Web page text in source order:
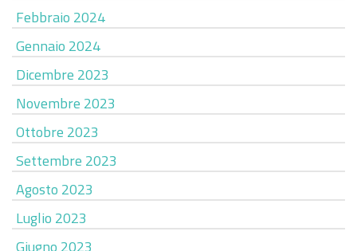
Febbraio 2024
Gennaio 2024
Dicembre 2023
Novembre 2023
Ottobre 2023
Settembre 2023
Agosto 2023
Luglio 2023
Giugno 2023